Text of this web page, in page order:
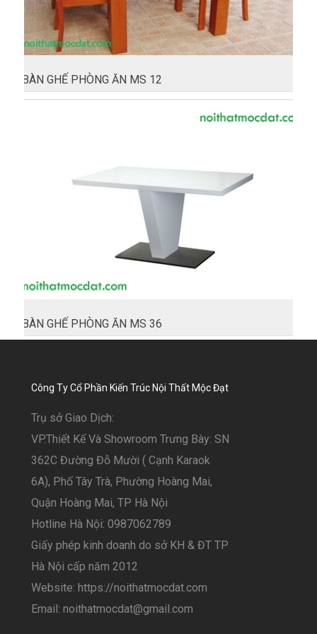
BÀN GHẾ PHÒNG ĂN MS 12
BÀN GHẾ PHÒNG ĂN MS 36
Công Ty Cổ Phần Kiến Trúc Nội Thất Mộc Đạt
Trụ sở Giao Dịch:
VP.Thiết Kế Và Showroom Trưng Bày: SN
362C Đường Đỗ Mười ( Cạnh Karaok
6A), Phố Tây Trà, Phường Hoàng Mai,
Quận Hoàng Mai, TP Hà Nội
Hotline Hà Nội: 0987062789
Giấy phép kinh doanh do sở KH & ĐT TP
Hà Nội cấp năm 2012
Website: https://noithatmocdat.com
Email: noithatmocdat@gmail.com